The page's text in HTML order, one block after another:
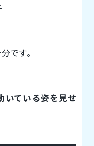
です。
いている姿を見せ